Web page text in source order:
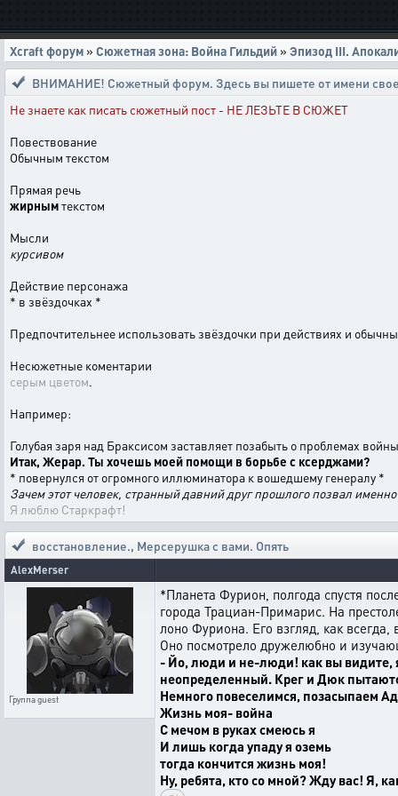
Xcraft форум » Сюжетная зона: Война Гильдий » Эпизод III.
ВНИМАНИЕ! Сюжетный форум. Здесь вы пишете от имени
Не знаете как писать сюжетный пост - НЕ ЛЕЗЬТЕ В СЮЖЕТ
Повествование
Обычным текстом
Прямая речь
жирнымтекстом
Мысли
курсивом
Действие персонажа
* в звёздочках *
Предпочтительнее использовать звёздочки при действиях и
Несюжетные коментарии
серым цветом.
Например:
Голубая заря над Браксисом заставляет позабыть о проблемах
Итак, Жерар. Ты хочешь моей помощи в борьбе с ксерджами?
* повернулся от огромного иллюминатора к вошедшему генералу *
Зачем этот человек, странный давний друг прошлого позвал
Я люблю Старкрафт!
восстановление., Мерсерушка с вами. Опять
AlexMerser
Группаguest
*Планета Фурион, полгода спустя
города Трациан-Примарис. На
лоно Фуриона. Его взгляд, как
Оно посмотрело дружелюбно и
- Йо, люди и не-люди! как вы видите, я
неопределенный. Крег и Дюк
Немного повеселимся, позасыпаем
Жизнь моя- война
С мечом в руках смеюсь я
И лишь когда упаду я оземь
тогда кончится жизнь моя!
Ну, ребята, кто со мной? Жду вас! Я,